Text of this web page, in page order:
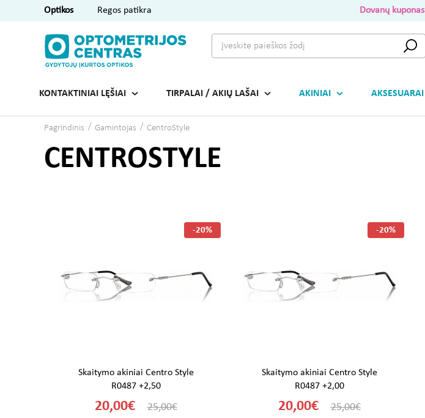
Optikos Regos patikra Dovanų kuponas
KONTAKTINIAI LĘŠIAI TIRPALAI / AKIŲ LAŠAI AKINIAI AKSESUARAI
Pagrindinis Gamintojas CentroStyle
CENTROSTYLE
-20%
Skaitymo akiniai Centro Style
R0487 +2,50
20,00€ 25,00€
-20%
Skaitymo akiniai Centro Style
R0487 +2,00
20,00€ 25,00€